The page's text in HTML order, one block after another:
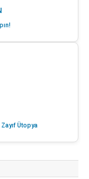
Ütopya